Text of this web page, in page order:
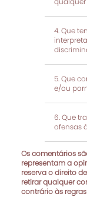
Que
Que
e/ou
Que
ofensas
Os comentários
representam a
reserva o direito
retirar qualquer
contrário às